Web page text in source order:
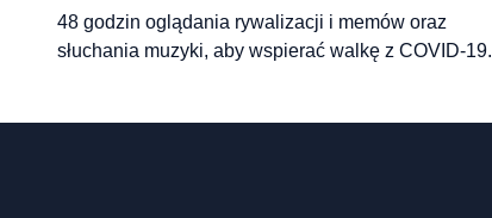
48 godzin oglądania rywalizacji i memów oraz
słuchania muzyki, aby wspierać walkę z COVID-19.